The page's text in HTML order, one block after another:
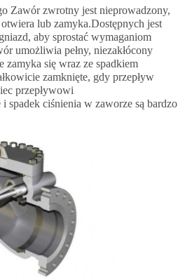
Zawór zwrotny jest nieprowadzony,
lub zamyka.Dostępnych jest
aby sprostać wymaganiom
umożliwia pełny, niezakłócony
zamyka się wraz ze spadkiem
zamknięte, gdy przepływ
przepływowi
spadek ciśnienia w zaworze są bardzo